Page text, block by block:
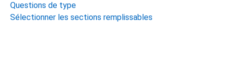
Questions de type
Sélectionner les sections remplissables